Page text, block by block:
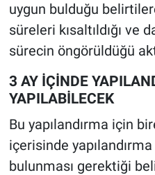
uygun bulduğu
süreleri kısaltıldığı ve
sürecin öngörüldüğü
3 AY İÇİNDE
YAPILABİLECEK
Bu yapılandırma için
içerisinde
bulunması gerektiği